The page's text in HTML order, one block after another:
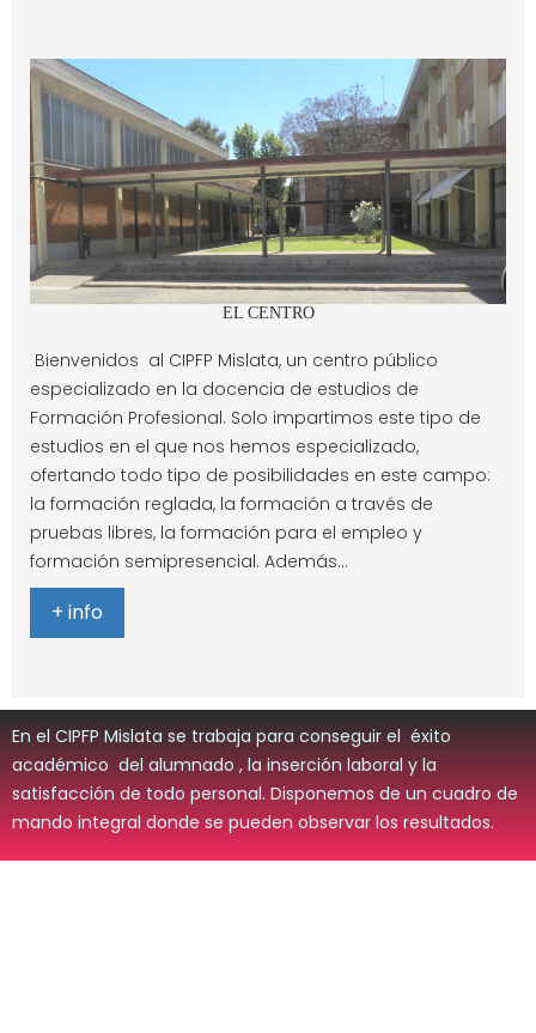
EL CENTRO
Bienvenidos al CIPFP Mislata, un centro público
especializado en la docencia de estudios de
Formación Profesional. Solo impartimos este tipo de
estudios en el que nos hemos especializado,
ofertando todo tipo de posibilidades en este campo:
la formación reglada, la formación a través de
pruebas libres, la formación para el empleo y
formación semipresencial. Además…
+ info
En el CIPFP Mislata se trabaja para conseguir el éxito
académico del alumnado , la inserción laboral y la
satisfacción de todo personal. Disponemos de un cuadro de
mando integral donde se pueden observar los resultados.